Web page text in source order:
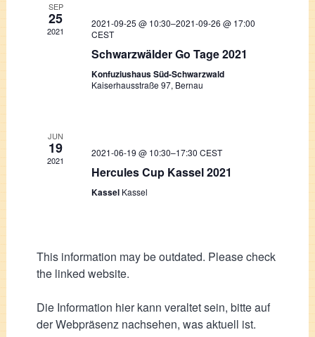
SEP
25
2021
2021-09-25 @ 10:30–2021-09-26 @ 17:00
CEST
Schwarzwälder Go Tage 2021
Konfuziushaus Süd-Schwarzwald
Kaiserhausstraße 97, Bernau
JUN
19
2021
2021-06-19 @ 10:30–17:30 CEST
Hercules Cup Kassel 2021
Kassel Kassel
This information may be outdated. Please check
the linked website.
Die Information hier kann veraltet sein, bitte auf
der Webpräsenz nachsehen, was aktuell ist.